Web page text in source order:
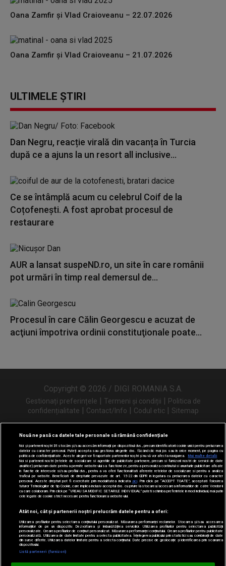
Oana Zamfir și Vlad Craioveanu – 22.07.2026
Oana Zamfir și Vlad Craioveanu – 21.07.2026
ULTIMELE ȘTIRI
Dan Negru, reacție virală din vacanța în Turcia
după ce a ajuns la un resort all inclusive...
Ce se întâmplă acum cu celebrul Coif de la
Coțofenești. A fost aprobat procesul de
restaurare
AUR a lansat suspeND.ro, un site în care românii
pot urmări în timp real demersul de...
Procesul în care Călin Georgescu e acuzat de
acţiuni împotriva ordinii constituţionale poate...
Copyright © 2026 / DIGI ROMANIA S.A.
Gestionați preferințele | Termeni și condiții | Politica de
confidențialitate | Contact/Info | Codul etic | Sitemap
Urmărește-ne și pe
Nouă ne pasă ca datele tale personale să rămână confidențiale
Noi și partenerii noștri31 stocăm și/sau accesăm informații pe dispozitivul dvs., precum identificatorii cookie unici pentru prelucrarea
datelor cu caracter personal. Puteți accepta sau gestiona alegerile dvs. făcând clic mai jos sau în orice moment, pe pagina cu
politica de confidențialitate. Aceste alegeri vor fi raportate partenerilor noștri și nu vă vor afecta navigarea.
Mai multe detalii
Noi si partenerii nostri (retelele de socializare si agentiile de publicitate partenere, precum si furnizorii nostri de servicii de date
analitice) prelucram date pentru a permite website-ului sa functioneze, pentru a personaliza continutul si anunturile publicitare afisate
in functie de interesele si/sau profilul dvs., pentru a va oferi functionalitati aferente retelelor de socializare si pentru a analiza
traficul pe website. Beneficiati de drepturile prevazute de art. 15-22 din GDPR in legatura cu prelucrarea datelor cu caracter
personal. Aceste drepturi pot fi exercitate prin modalitatea indicata aici. Prin click pe “ACCEPT TOATE”, acceptati folosirea
tuturor Tehnologiilor de tip Cookie, care implica inclusiv acceptul dvs. cu privire la stocarea/accesarea informatiilor de catre Vendor-ii
cu care colaboram. Prin click pe “VREAU SA MODIFIC SETARILE INDIVIDUAL” puteti schimba preferintele in mod individual, mai putin
cele legate de cookie strict necesare pentru functionarea website-ului.
Atât noi, cât și partenerii noștri prelucrăm datele pentru a oferi:
Utilizarea profilurilor pentru selectarea conținutului personalizat. Măsurarea performanței reclamelor. Stocarea și/sau accesarea
informațiilor de pe un dispozitiv. Dezvoltarea și îmbunătățirea serviciilor. Utilizarea profilurilor pentru selectarea publicității
personalizate. Crearea profilurilor de conținut personalizat. Măsurarea performanței conținutului. Crearea profilurilor pentru publicitate
personalizată. Utilizarea de date limitate pentru a selecta publicitatea. Înțelegerea publicului prin statistici sau combinații de date
din surse diferite. Utilizarea datelor limitate pentru a selecta conținutul. Date precise de geolocație și identificarea prin scanarea
dispozitivului.
Listă parteneri (furnizori)